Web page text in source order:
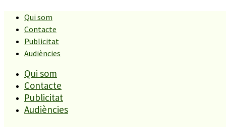
Qui som
Contacte
Publicitat
Audiències
Qui som
Contacte
Publicitat
Audiències
Esquerra proposa crear un hotel
d’entitats al Forroll i presenta la
seva llista.
Compartiu aquesta història